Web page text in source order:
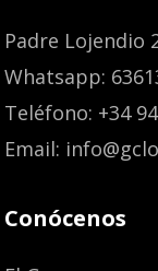
Padre Lojendio
Whatsapp:
Teléfono: +34
Email:
Conócenos